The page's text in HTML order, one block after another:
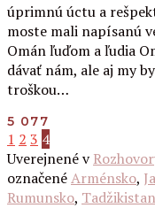
úprimnú úctu a
moste mali napísanú
Omán ľuďom a ľudia
dávať nám, ale aj my
troškou…
5 077
1 2 3 4
Uverejnené v
označenéArménsko,
Rumunsko, Tadžikistan